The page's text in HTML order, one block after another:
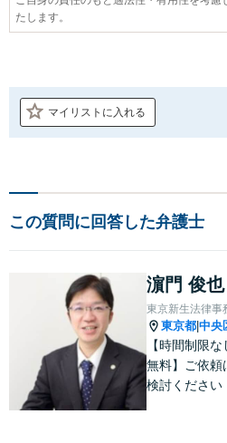
たします。
マイリストに入れる
この質問に回答した弁護士
濵門 俊也
東京新生法律事
東京都 中央
【時間制限
無料】ご依頼
検討ください